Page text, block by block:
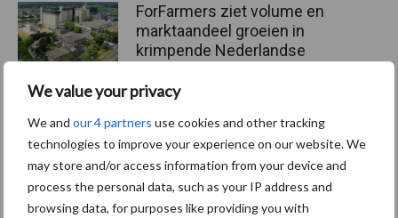
We value your privacy
We and our 4 partners use cookies and other tracking
technologies to improve your experience on our website. We
may store and/or access information from your device and
process the personal data, such as your IP address and
browsing data, for purposes like providing you with
ForFarmers ziet volume en
marktaandeel groeien in
krimpende Nederlandse
Tien praktische tips voor
een langere levensduur